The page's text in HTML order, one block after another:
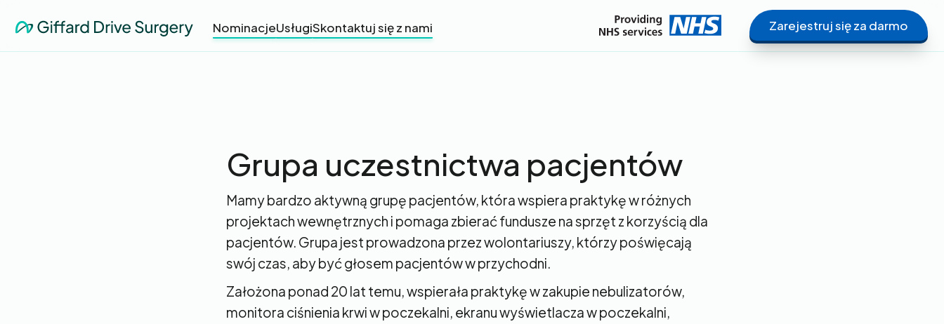
NominacjeUsługiSkontaktuj się z nami Zarejestruj się za darmo
Grupa uczestnictwa pacjentów
Mamy bardzo aktywną grupę pacjentów, która wspiera praktykę w różnych
projektach wewnętrznych i pomaga zbierać fundusze na sprzęt z korzyścią dla
pacjentów. Grupa jest prowadzona przez wolontariuszy, którzy poświęcają
swój czas, aby być głosem pacjentów w przychodni.
Założona ponad 20 lat temu, wspierała praktykę w zakupie nebulizatorów,
monitora ciśnienia krwi w poczekalni, ekranu wyświetlacza w poczekalni,